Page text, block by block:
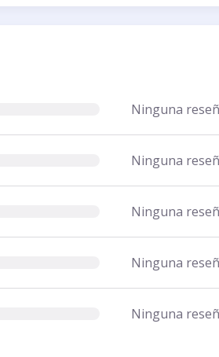
Ninguna
Ninguna
Ninguna
Ninguna
Ninguna